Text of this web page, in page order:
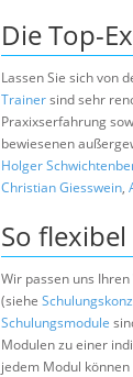
Die Top-
Lassen Sie sich von
Trainersind sehr
Praxixserfahrung
bewiesenen
Holger
Christian Giesswein,
So
Wir passen uns
(siehe
Schulungsmodule
Modulen zu einer
jedem Modul